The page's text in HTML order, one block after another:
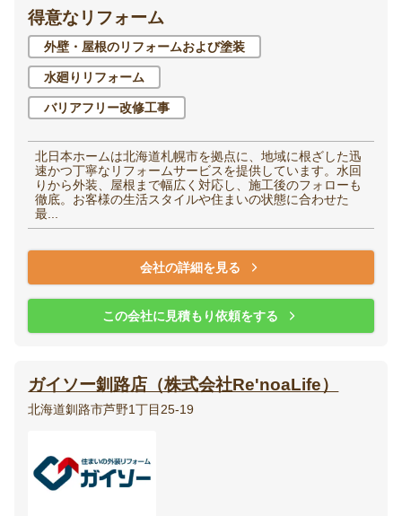
洋室（子供部屋・寝
室）
廊下
玄関 エントランス
家全体・
リノベーション
その他
得意なリフォーム
外壁・屋根のリフォームおよび塗装
水廻りリフォーム
バリアフリー改修工事
北日本ホームは北海道札幌市を拠点に、地域に根ざした迅
速かつ丁寧なリフォームサービスを提供しています。水回
りから外装、屋根まで幅広く対応し、施工後のフォローも
徹底。お客様の生活スタイルや住まいの状態に合わせた
最...
会社の詳細を見る
この会社に見積もり依頼をする
ガイソー釧路店（株式会社Re'noaLife）
北海道釧路市芦野1丁目25-19